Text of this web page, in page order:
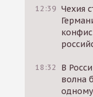
12:39 Чехия
18:32
В
волна